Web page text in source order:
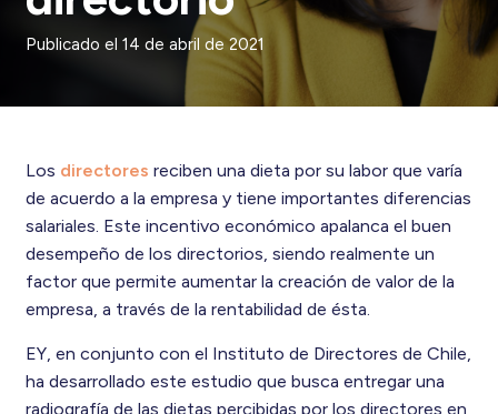
Publicado el 14 de abril de 2021
Los directores reciben una dieta por su labor que varía
de acuerdo a la empresa y tiene importantes diferencias
salariales. Este incentivo económico apalanca el buen
desempeño de los directorios, siendo realmente un
factor que permite aumentar la creación de valor de la
empresa, a través de la rentabilidad de ésta.
EY, en conjunto con el Instituto de Directores de Chile,
ha desarrollado este estudio que busca entregar una
radiografía de las dietas percibidas por los directores en